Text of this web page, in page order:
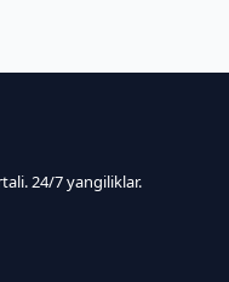
24/7 yangiliklar.